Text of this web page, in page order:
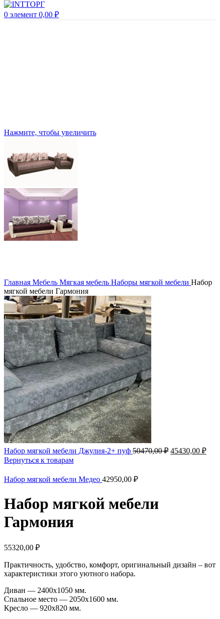
0 элемент 0,00 ₽
Нажмите, чтобы увеличить
Главная Мебель Мягкая мебель Наборы мягкой мебели Набор
мягкой мебели Гармония
Набор мягкой мебели Джулия-2+ пуф 50470,00₽ 45430,00 ₽
Вернуться к товарам
Набор мягкой мебели Медео 42950,00 ₽
Набор мягкой мебели
Гармония
55320,00 ₽
Практичность, удобство, комфорт, оригинальный дизайн – вот
характеристики этого уютного набора.
Диван — 2400х1050 мм.
Спальное место — 2050х1600 мм.
Кресло — 920х820 мм.